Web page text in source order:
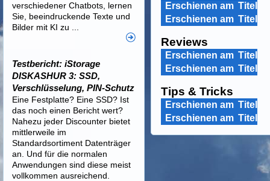
Erschienen am Titel
Erschienen am Titel
Reviews
Erschienen am Titel
Erschienen am Titel
Tips & Tricks
Erschienen am Titel
Erschienen am Titel
verschiedener Chatbots, lernen
Sie, beeindruckende Texte und
Bilder mit KI zu ...
Testbericht: iStorage
DISKASHUR 3: SSD,
Verschlüsselung, PIN-Schutz
Eine Festplatte? Eine SSD? Ist
das noch einen Bericht wert?
Nahezu jeder Discounter bietet
mittlerweile im
Standardsortiment Datenträger
an. Und für die normalen
Anwendungen sind diese meist
vollkommen ausreichend.